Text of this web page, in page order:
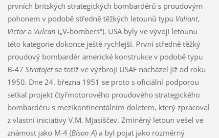
prvních britských strategických bombardérů s proudovým
pohonem v podobě středně těžkých letounů typu Valiant,
Victora Vulcan („V-bombers“). USA byly ve vývoji letounu
této kategorie dokonce ještě rychlejší. První středně těžký
proudový bombardér americké konstrukce v podobě typu
B-47 Stratojetse totiž ve výzbroji USAF nacházel již od roku
1950. Dne 24. března 1951 se proto s oficiální podporou
setkal projekt čtyřmotorového proudového strategického
bombardéru s mezikontinentálním doletem, který zpracoval
z vlastní iniciativy V.M. Mjasiščev. Zmíněný letoun vešel ve
známost jako M-4 (Bison A) a byl pojat jako rozměrný